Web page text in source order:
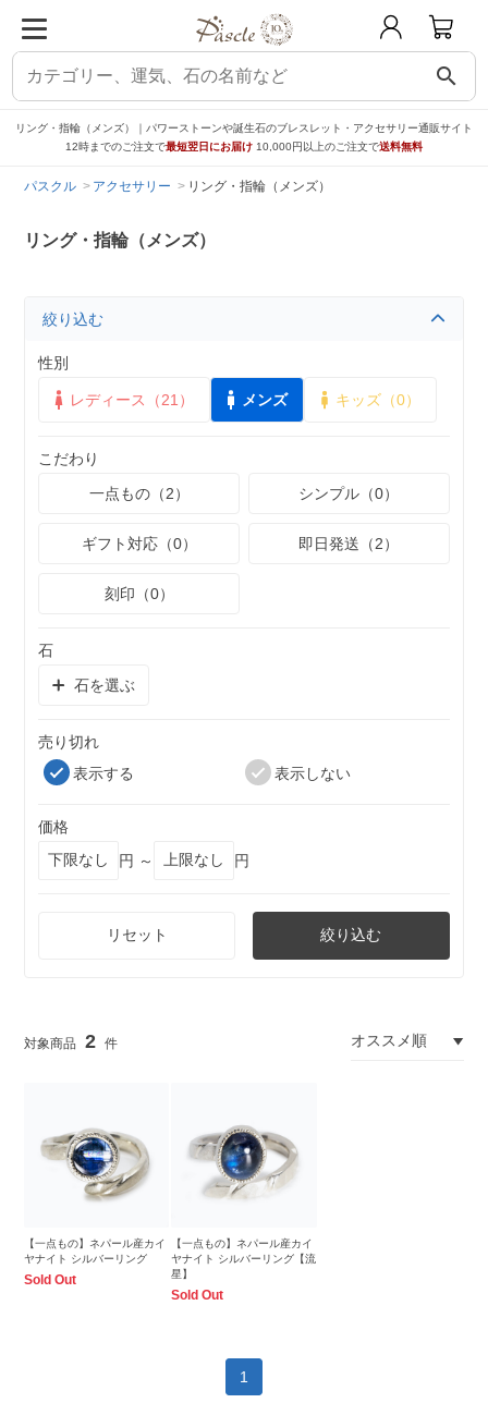
search
リング・指輪（メンズ）｜パワーストーンや誕生石のブレスレット・アクセサリー通販サイト
12時までのご注文で最短翌日にお届け 10,000円以上のご注文で送料無料
パスクル アクセサリー リング・指輪（メンズ）
リング・指輪（メンズ）
絞り込む
性別
レディース（21） メンズ キッズ（0）
こだわり
一点もの（2）
シンプル（0）
ギフト対応（0） 即日発送（2）
刻印（0）
石
石を選ぶ
売り切れ
表示する
表示しない
価格
円 ～
円
リセット 絞り込む
2
【一点もの】ネパール産カイ
ヤナイト シルバーリング
Sold Out
【一点もの】ネパール産カイ
ヤナイト シルバーリング【流
星】
Sold Out
1